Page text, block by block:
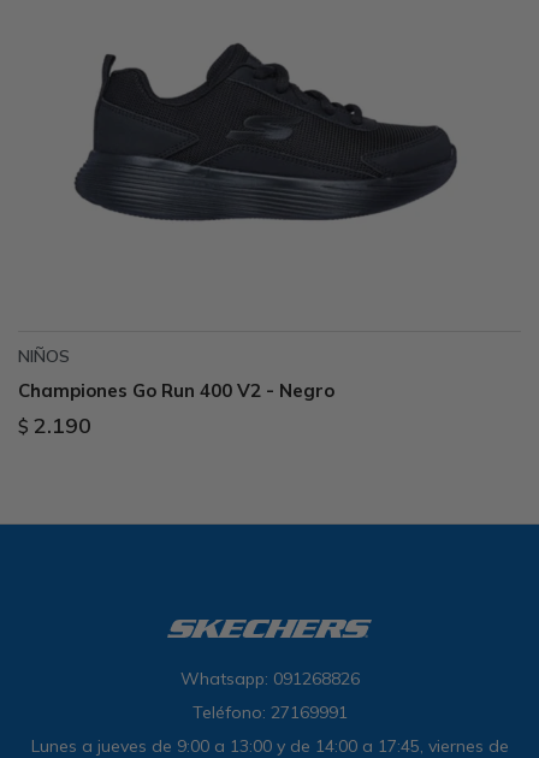
NIÑOS
Championes Go Run 400 V2 - Negro
$ 2.190
Whatsapp: 091268826
Teléfono: 27169991
Lunes a jueves de 9:00 a 13:00 y de 14:00 a 17:45, viernes de